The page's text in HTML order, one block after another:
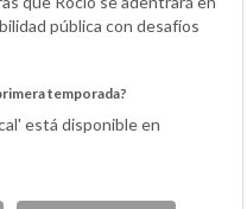
pública con desafíos
temporada?
está disponible en